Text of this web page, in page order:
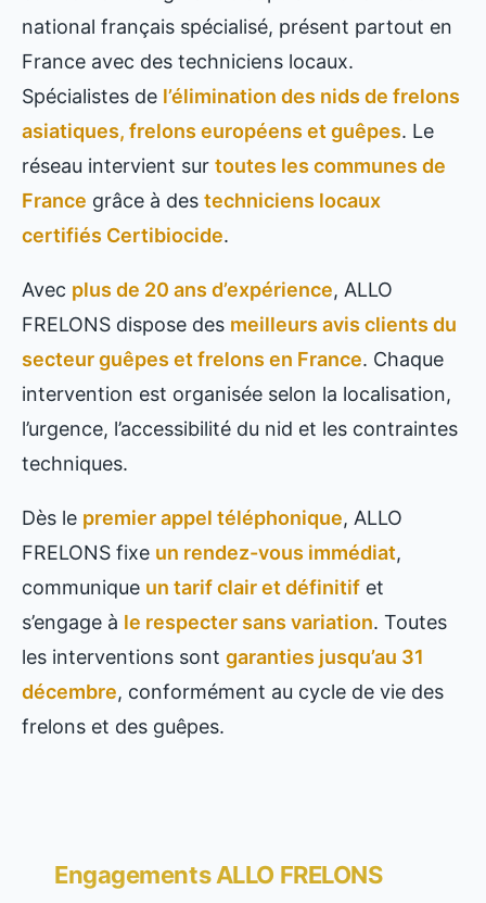
national français spécialisé, présent partout en
France avec des techniciens locaux.
Spécialistes de l’élimination des nids de frelons
asiatiques, frelons européens et guêpes. Le
réseau intervient sur toutes les communes de
France grâce à des techniciens locaux
certifiés Certibiocide.
Avec plus de 20 ans d’expérience, ALLO
FRELONS dispose des meilleurs avis clients du
secteur guêpes et frelons en France. Chaque
intervention est organisée selon la localisation,
l’urgence, l’accessibilité du nid et les contraintes
techniques.
Dès le premier appel téléphonique, ALLO
FRELONS fixe un rendez-vous immédiat,
communique un tarif clair et définitif et
s’engage à le respecter sans variation. Toutes
les interventions sont garanties jusqu’au 31
décembre, conformément au cycle de vie des
frelons et des guêpes.
Engagements ALLO FRELONS